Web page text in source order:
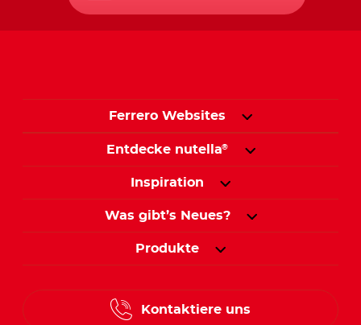
Ferrero Websites
Entdecke nutella®
Inspiration
Was gibt’s Neues?
Produkte
Kontaktiere uns